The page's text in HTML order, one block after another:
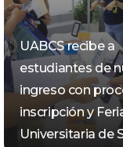
UABCS recibe a
estudiantes de
ingreso con
inscripción y
Universitaria de